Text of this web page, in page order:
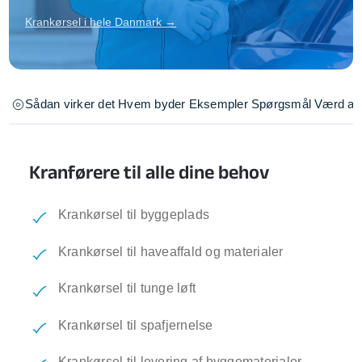
Krankørsel i hele Danmark →
Sådan virker det Hvem byder Eksempler Spørgsmål Værd at
Kranførere til alle dine behov
Krankørsel til byggeplads
Krankørsel til haveaffald og materialer
Krankørsel til tunge løft
Krankørsel til spafjernelse